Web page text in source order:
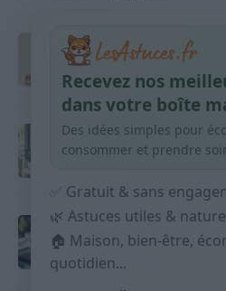
Taches
habitudes qui aident
9 avril 2026
Produits ménagers
courses sans
Budget mensuel :
répartir son salaire
9 avril 2026
Recevez nos
dans votre boîte
Des idées simples pour
consommer et prendre
✅ Gratuit & sans
🌿 Astuces utiles &
🏠 Maison, bien-être,
quotidien...